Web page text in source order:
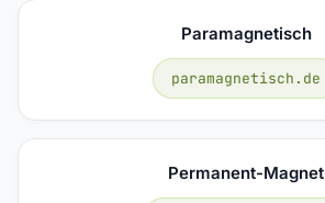
Paramagnetisch
paramagnetisch.de
Permanent-Magnet